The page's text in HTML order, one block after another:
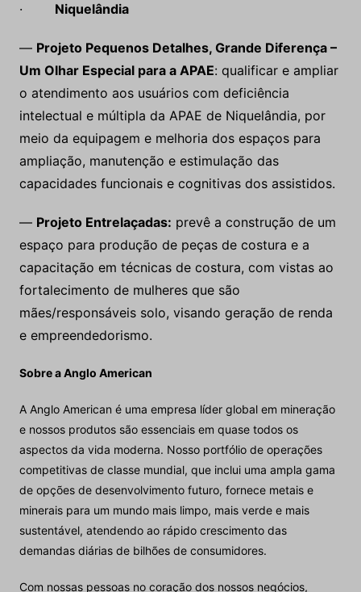
· Niquelândia
— Projeto Pequenos Detalhes, Grande Diferença –
Um Olhar Especial para a APAE: qualificar e ampliar
o atendimento aos usuários com deficiência
intelectual e múltipla da APAE de Niquelândia, por
meio da equipagem e melhoria dos espaços para
ampliação, manutenção e estimulação das
capacidades funcionais e cognitivas dos assistidos.
— Projeto Entrelaçadas: prevê a construção de um
espaço para produção de peças de costura e a
capacitação em técnicas de costura, com vistas ao
fortalecimento de mulheres que são
mães/responsáveis solo, visando geração de renda
e empreendedorismo.
Sobre a Anglo American
A Anglo American é uma empresa líder global em mineração
e nossos produtos são essenciais em quase todos os
aspectos da vida moderna. Nosso portfólio de operações
competitivas de classe mundial, que inclui uma ampla gama
de opções de desenvolvimento futuro, fornece metais e
minerais para um mundo mais limpo, mais verde e mais
sustentável, atendendo ao rápido crescimento das
demandas diárias de bilhões de consumidores.
Com nossas pessoas no coração dos nossos negócios,